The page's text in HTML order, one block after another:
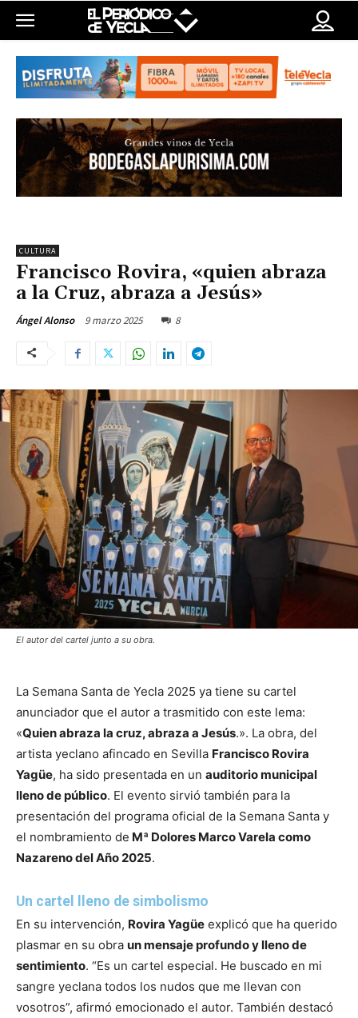
CULTURA
Francisco Rovira, «quien abraza
a la Cruz, abraza a Jesús»
Ángel Alonso 9 marzo 2025 8
El autor del cartel junto a su obra.
La Semana Santa de Yecla 2025 ya tiene su cartel
anunciador que el autor a trasmitido con este lema:
«Quien abraza la cruz, abraza a Jesús.». La obra, del
artista yeclano afincado en Sevilla Francisco Rovira
Yagüe, ha sido presentada en un auditorio municipal
lleno de público. El evento sirvió también para la
presentación del programa oficial de la Semana Santa y
el nombramiento de Mª Dolores Marco Varela como
Nazareno del Año 2025.
Un cartel lleno de simbolismo
En su intervención, Rovira Yagüe explicó que ha querido
plasmar en su obra un mensaje profundo y lleno de
sentimiento. “Es un cartel especial. He buscado en mi
sangre yeclana todos los nudos que me llevan con
vosotros”, afirmó emocionado el autor. También destacó